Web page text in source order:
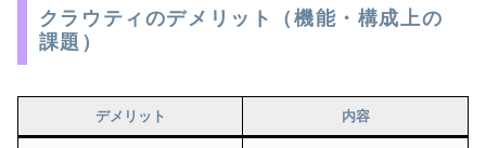
クラウティのデメリット（機能・構成上の
課題）
デメリット 内容